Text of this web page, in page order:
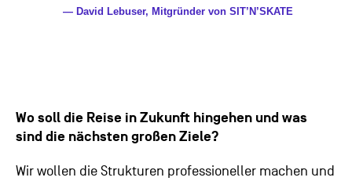
— David Lebuser, Mitgründer von SIT’N’SKATE
Wo soll die Reise in Zukunft hingehen und was
sind die nächsten großen Ziele?
Wir wollen die Strukturen professioneller machen und